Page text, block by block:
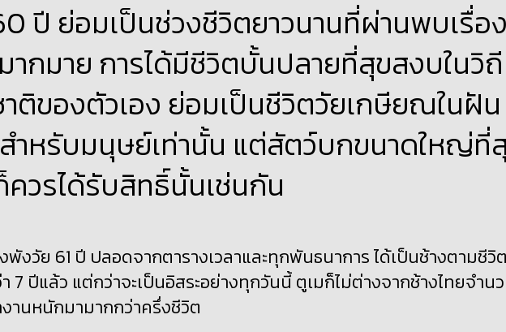
60 ปี ย่อมเป็นช่วงชีวิตยาวนานที่ผ่านพบเรื่อ
ากมาย การได้มีชีวิตบั้นปลายที่สุขสงบในวิถี
ติของตัวเอง ย่อมเป็นชีวิตวัยเกษียณในฝัน
สำหรับมนุษย์เท่านั้น แต่สัตว์บกขนาดใหญ่ที่
ควรได้รับสิทธิ์นั้นเช่นกัน
พังวัย 61 ปี ปลอดจากตารางเวลาและทุกพันธนาการ ได้เป็นช้างตามชีวิ
7 ปีแล้ว แต่กว่าจะเป็นอิสระอย่างทุกวันนี้ ตูเมก็ไม่ต่างจากช้างไทยจำน
านหนักมามากกว่าครึ่งชีวิต